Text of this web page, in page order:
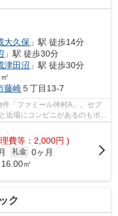
大久保 」駅 徒歩14分
」駅 徒歩30分
津田沼 」駅 徒歩30分
藤崎５丁目13-7
「ファミール仲村A」。セブ
近場にコンビニがあるのもポイ
費等：2,000円 )
礼金 0ヶ月
㎡
ク